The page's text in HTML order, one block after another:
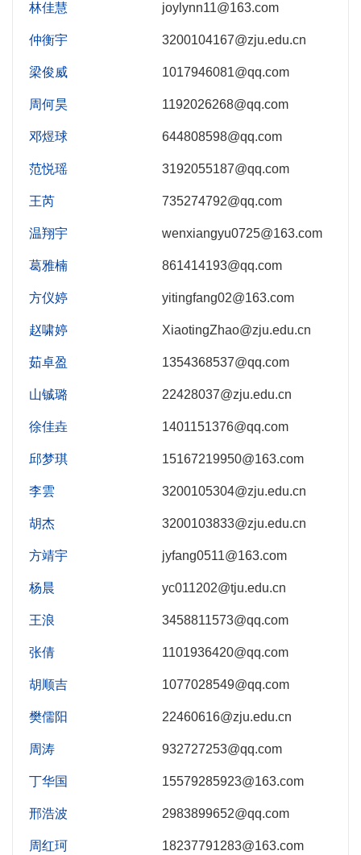
林佳慧 joylynn11@163.com
仲衡宇 3200104167@zju.edu.cn
梁俊威 1017946081@qq.com
周何昊 1192026268@qq.com
邓煜球 644808598@qq.com
范悦瑶 3192055187@qq.com
王芮 735274792@qq.com
温翔宇 wenxiangyu0725@163.com
葛雅楠 861414193@qq.com
方仪婷 yitingfang02@163.com
赵啸婷 XiaotingZhao@zju.edu.cn
茹卓盈 1354368537@qq.com
山铖璐 22428037@zju.edu.cn
徐佳垚 1401151376@qq.com
邱梦琪 15167219950@163.com
李雲 3200105304@zju.edu.cn
胡杰 3200103833@zju.edu.cn
方靖宇 jyfang0511@163.com
杨晨 yc011202@tju.edu.cn
王浪 3458811573@qq.com
张倩 1101936420@qq.com
胡顺吉 1077028549@qq.com
樊儒阳 22460616@zju.edu.cn
周涛 932727253@qq.com
丁华国 15579285923@163.com
邢浩波 2983899652@qq.com
周红珂 18237791283@163.com